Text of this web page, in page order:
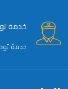
خدمة
خدمة